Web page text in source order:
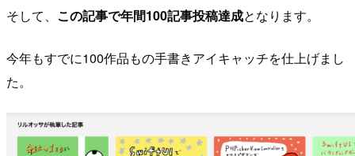
そして、 この記事で年間100記事投稿達成となります。
今年もすでに100作品もの手書きアイキャッチを仕上げまし
た。